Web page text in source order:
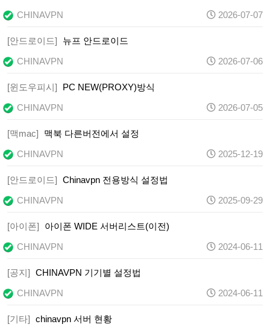
CHINAVPN
2026-07-07
[안드로이드]
뉴프 안드로이드
CHINAVPN
2026-07-06
[윈도우피시]
PC NEW(PROXY)방식
CHINAVPN
2026-07-05
[맥mac]
맥북 다른버전에서 설정
CHINAVPN
2025-12-19
[안드로이드] Chinavpn 전용방식 설정법
CHINAVPN
2025-09-29
[아이폰]
아이폰 WIDE 서버리스트(이전)
CHINAVPN
2024-06-11
[공지] CHINAVPN 기기별 설정법
CHINAVPN
2024-06-11
[기타] chinavpn 서버 현황